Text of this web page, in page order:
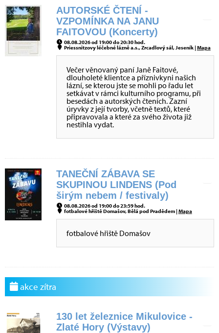
AUTORSKÉ ČTENÍ -
VZPOMÍNKA NA JANU
FAITOVOU (Koncerty)
08.08.2026 od 19:00 do 20:30 hod.
Priessnitzovy léčebné lázně a.s., Zrcadlový sál, Jeseník |Mapa
Večer věnovaný paní Janě Faitové,
dlouholeté klientce a příznivkyni našich
lázní, se kterou jste se mohli po řadu let
setkávat v rámci kulturního programu, při
besedách a autorských čteních. Zazní
úryvky z její tvorby, včetně textů, které
připravovala a které za svého života již
nestihla vydat.
TANEČNÍ ZÁBAVA SE
SKUPINOU LINDENS (Pod
širým nebem / festivaly)
08.08.2026 od 19:00 do 23:59 hod.
fotbalové hřiště Domašov, Bělá pod Pradědem |Mapa
fotbalové hřiště Domašov
akce zítra
130 let železnice Mikulovice -
Zlaté Hory (Výstavy)